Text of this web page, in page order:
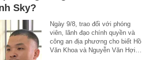
Sky?
Ngày 9/8, trao đổi với phóng
viên, lãnh đạo chính quyền và
công an địa phương cho biết Hồ
Văn Khoa và Nguyễn Văn Hợi…